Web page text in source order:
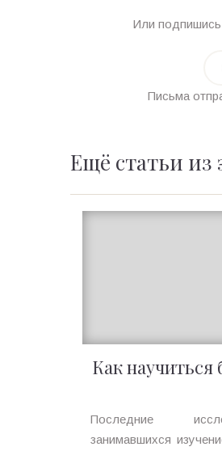
Или подпишись
Письма
Ещё статьи из
Как
Ирина
MagicTantra
Последние
занимавшихся